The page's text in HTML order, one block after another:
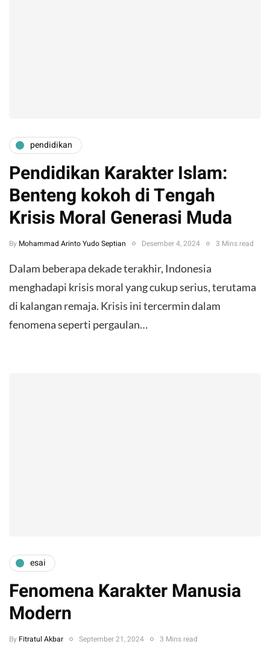
pendidikan
Pendidikan Karakter Islam:
Benteng kokoh di Tengah
Krisis Moral Generasi Muda
By Mohammad Arinto Yudo Septian Desember 4, 2024 3 Mins read
Dalam beberapa dekade terakhir, Indonesia
menghadapi krisis moral yang cukup serius, terutama
di kalangan remaja. Krisis ini tercermin dalam
fenomena seperti pergaulan…
esai
Fenomena Karakter Manusia
Modern
By Fitratul Akbar September 21, 2024 3 Mins read